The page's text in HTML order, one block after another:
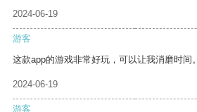
2024-06-19
游客
这款app的游戏非常好玩，可以让我消磨时间。
2024-06-19
游客